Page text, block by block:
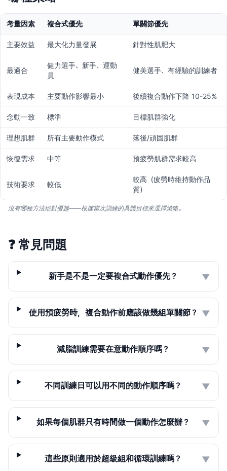
考量因素 複合式優先 單關節優先
主要效益 最大化力量發展 針對性肌肥大
最適合
健力選手、新手、運動
員
健美選手、有經驗的訓練者
表現成本 主要動作影響最小 後續複合動作下降 10-25%
念動一致 標準 目標肌群強化
理想肌群 所有主要動作模式 落後/頑固肌群
恢復需求 中等 預疲勞肌群需求較高
技術要求 較低
較高（疲勞時維持動作品
質）
沒有哪種方法絕對優越——根據當次訓練的具體目標來選擇策略。
❓ 常見問題
新手是不是一定要複合式動作優先？ ▼
使用預疲勞時，複合動作前應該做幾組單關節？ ▼
減脂訓練需要在意動作順序嗎？ ▼
不同訓練日可以用不同的動作順序嗎？ ▼
如果每個肌群只有時間做一個動作怎麼辦？ ▼
這些原則適用於超級組和循環訓練嗎？ ▼